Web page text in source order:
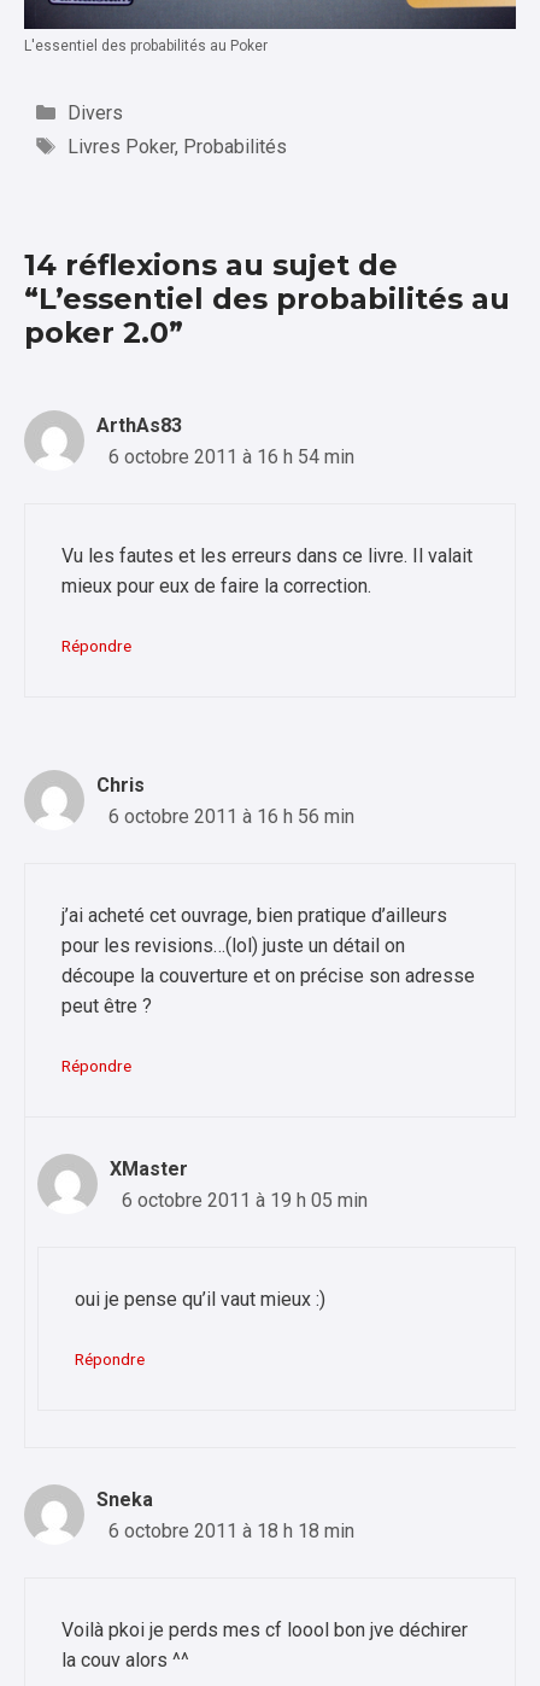
L'essentiel des probabilités au Poker
Catégories
Divers
Étiquettes
Livres Poker, Probabilités
14 réflexions au sujet de
“L’essentiel des probabilités au
poker 2.0”
ArthAs83
6 octobre 2011 à 16 h 54 min
Vu les fautes et les erreurs dans ce livre. Il valait
mieux pour eux de faire la correction.
Répondre
Chris
6 octobre 2011 à 16 h 56 min
j’ai acheté cet ouvrage, bien pratique d’ailleurs
pour les revisions…(lol) juste un détail on
découpe la couverture et on précise son adresse
peut être ?
Répondre
XMaster
6 octobre 2011 à 19 h 05 min
oui je pense qu’il vaut mieux :)
Répondre
Sneka
6 octobre 2011 à 18 h 18 min
Voilà pkoi je perds mes cf loool bon jve déchirer
la couv alors ^^